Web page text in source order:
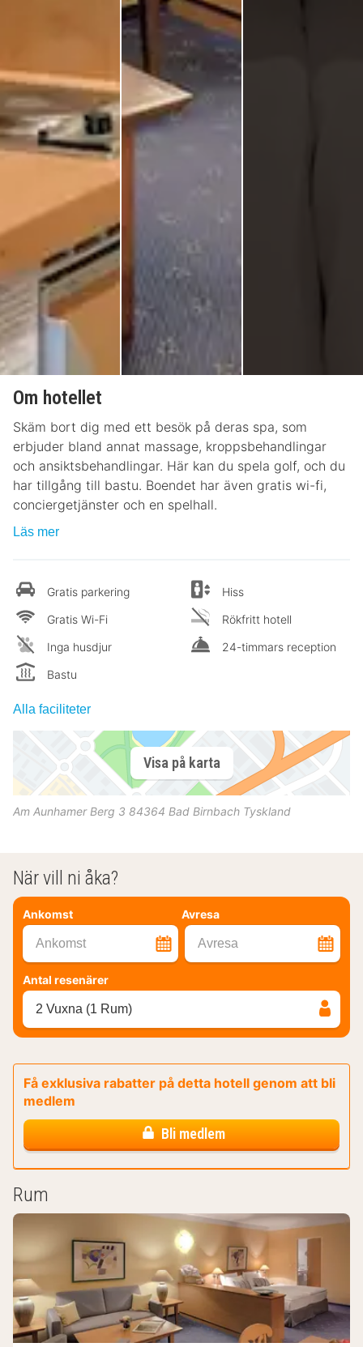
Om hotellet
Skäm bort dig med ett besök på deras spa, som
erbjuder bland annat massage, kroppsbehandlingar
och ansiktsbehandlingar. Här kan du spela golf, och du
har tillgång till bastu. Boendet har även gratis wi-fi,
conciergetjänster och en spelhall.
Läs mer
Gratis parkering
Gratis Wi-Fi
Inga husdjur
Bastu
Hiss
Rökfritt hotell
24-timmars reception
Alla faciliteter
Visa på karta
Am Aunhamer Berg 3 84364 Bad Birnbach Tyskland
När vill ni åka?
Ankomst Avresa
Ankomst Avresa
Antal resenärer
2 Vuxna (1 Rum)
Få exklusiva rabatter på detta hotell genom att bli
medlem
Bli medlem
Rum